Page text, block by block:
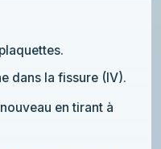
dans la fissure (IV).
en tirant à